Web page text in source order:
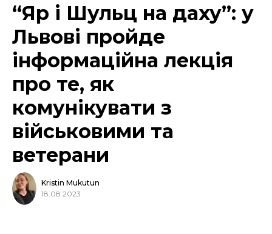
“Яр і Шульц на даху”: у
Львові пройде
інформаційна лекція
про те, як
комунікувати з
військовими та
ветерани
Kristin Mukutun
18.08.2023